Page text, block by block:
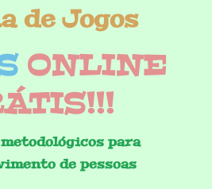
de Jogos
ONLINE
para
de pessoas